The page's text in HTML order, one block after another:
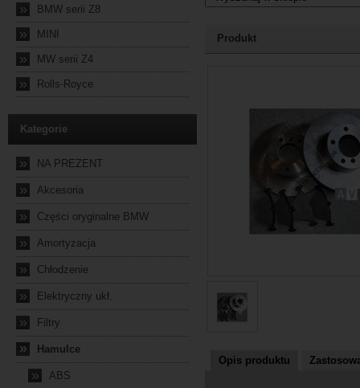
» BMW serii Z8
» MINI
» MW serii Z4
» Rolls-Royce
Kategorie
» NA PREZENT
» Akcesoria
» Części oryginalne BMW
» Amortyzacja
» Chłodzenie
» Elektryczny ukł.
» Filtry
» Hamulce
» ABS
Produkt
Opis produktu